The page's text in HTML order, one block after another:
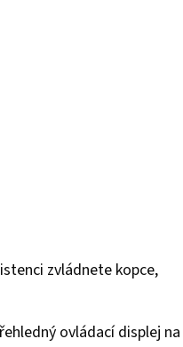
zvládnete kopce,
ovládací displej na